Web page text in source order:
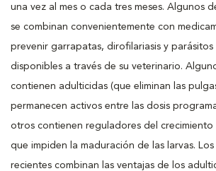
una vez al mes o cada tres meses. Algunos
se combinan convenientemente con
prevenir garrapatas, dirofilariasis y parásitos
disponibles a través de su veterinario.
contienen adulticidas (que eliminan las
permanecen activos entre las dosis
otros contienen reguladores del crecimiento
que impiden la maduración de las larvas.
recientes combinan las ventajas de los